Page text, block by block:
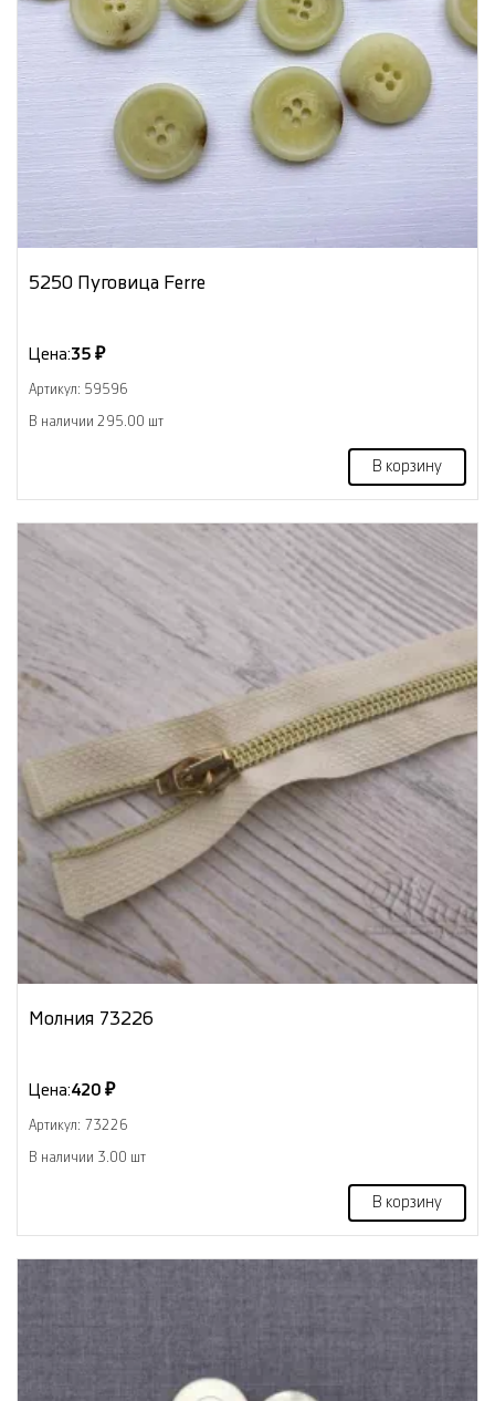
5250 Пуговица Ferre
Цена:35 ₽
Артикул: 59596
В наличии 295.00 шт
В корзину
Молния 73226
Цена:420 ₽
Артикул: 73226
В наличии 3.00 шт
В корзину